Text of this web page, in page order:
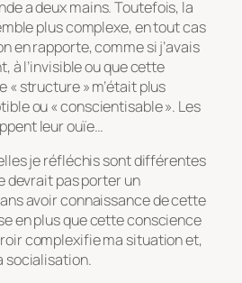
a deux mains. Toutefois, la
plus complexe, en tout cas
en rapporte, comme si j’avais
à l’invisible ou que cette
« structure » m’était plus
ou « conscientisable ». Les
leur ouïe…
je réfléchis sont différentes
devrait pas porter un
avoir connaissance de cette
en plus que cette conscience
complexifie ma situation et,
socialisation.